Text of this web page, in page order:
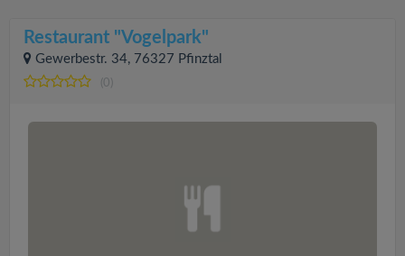
Restaurant "Vogelpark"
Gewerbestr. 34, 76327 Pfinztal
(0)